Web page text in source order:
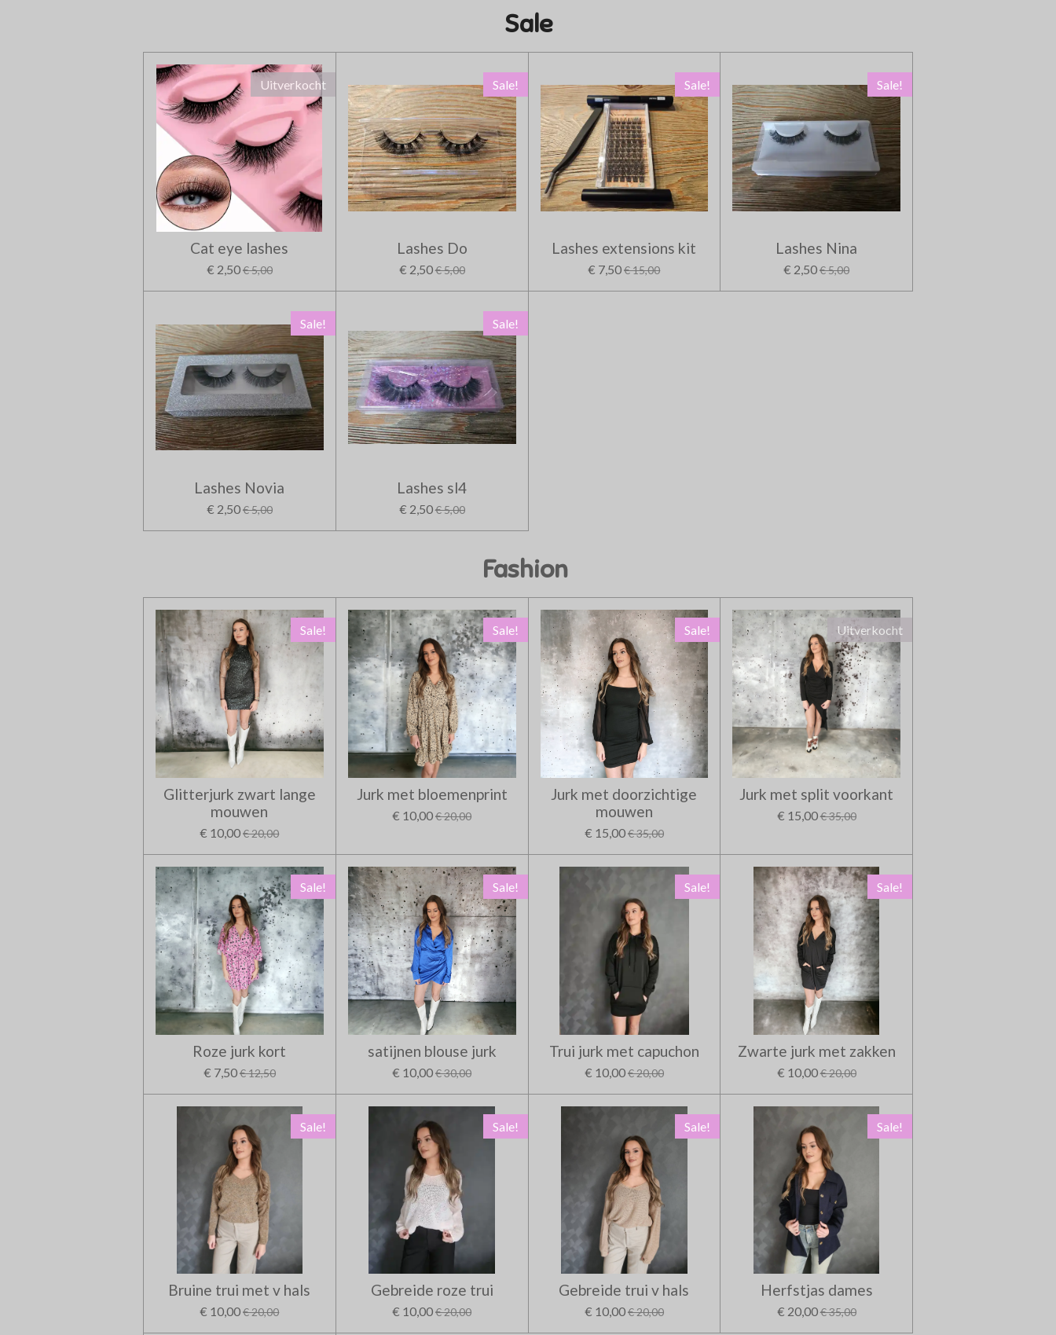
Sale
Uitverkocht
Cat eye lashes
€ 2,50€ 5,00
Sale!
Lashes Do
€ 2,50€ 5,00
Sale!
Lashes extensions kit
€ 7,50€ 15,00
Sale!
Lashes Nina
€ 2,50€ 5,00
Sale!
Lashes Novia
€ 2,50€ 5,00
Sale!
Lashes sl4
€ 2,50€ 5,00
Fashion
Sale!
Glitterjurk zwart lange
mouwen
€ 10,00€ 20,00
Sale!
Jurk met bloemenprint
€ 10,00€ 20,00
Sale!
Jurk met doorzichtige
mouwen
€ 15,00€ 35,00
Uitverkocht
Jurk met split voorkant
€ 15,00€ 35,00
Sale!
Roze jurk kort
€ 7,50€ 12,50
Sale!
satijnen blouse jurk
€ 10,00€ 30,00
Sale!
Trui jurk met capuchon
€ 10,00€ 20,00
Sale!
Zwarte jurk met zakken
€ 10,00€ 20,00
Sale!
Bruine trui met v hals
€ 10,00€ 20,00
Sale!
Gebreide roze trui
€ 10,00€ 20,00
Sale!
Gebreide trui v hals
€ 10,00€ 20,00
Sale!
Herfstjas dames
€ 20,00€ 35,00